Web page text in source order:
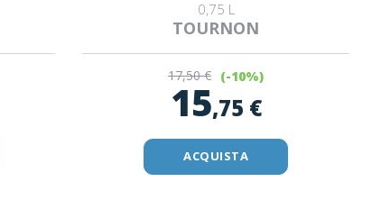
0,75 L
TOURNON
17,50 € (-10%)
15,75 €
ACQUISTA